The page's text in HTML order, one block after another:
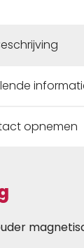
opnemen